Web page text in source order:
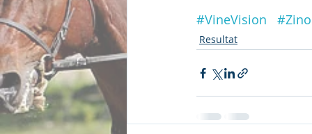
#VineVision
Resultat